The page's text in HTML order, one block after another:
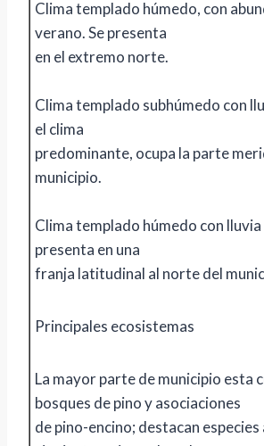
Clima templado húmedo, con
verano. Se presenta
en el extremo norte.
Clima templado subhúmedo con
el clima
predominante, ocupa la parte
municipio.
Clima templado húmedo con
presenta en una
franja latitudinal al norte del
Principales ecosistemas
La mayor parte de municipio esta
bosques de pino y asociaciones
de pino-encino; destacan